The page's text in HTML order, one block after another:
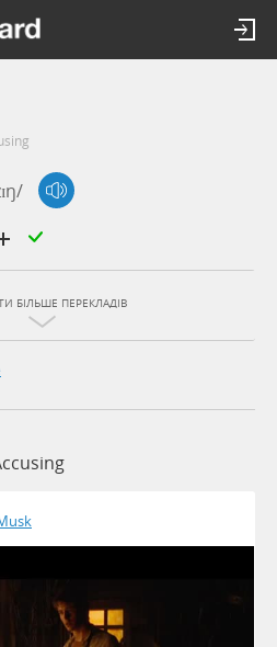
БІЛЬШЕ ПЕРЕКЛАДІВ